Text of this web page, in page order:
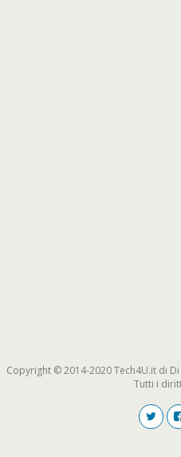
Copyright © 2014-2020 Tech4U.it di Di
Tutti i